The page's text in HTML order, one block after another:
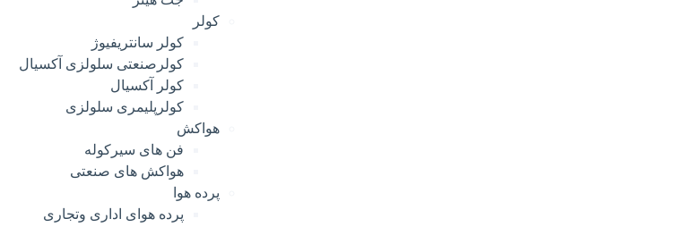
کولر
کولر سانتریفیوژ
کولرصنعتی سلولزی آکسیال
کولر آکسیال
کولرپلیمری سلولزی
هواکش
فن های سیرکوله
هواکش های صنعتی
پرده هوا
پرده هوای اداری وتجاری